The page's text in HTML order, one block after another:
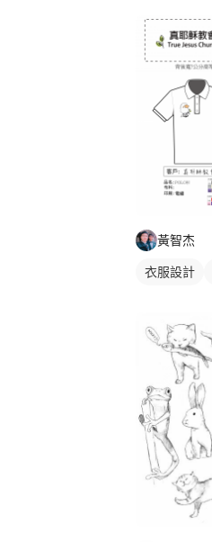
黃智杰
衣服設計